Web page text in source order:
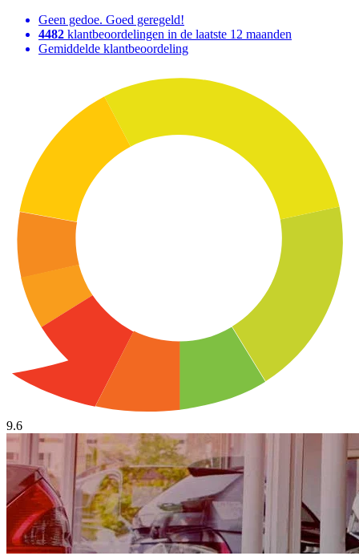
Geen gedoe. Goed geregeld!
4482 klantbeoordelingen in de laatste 12 maanden
Gemiddelde klantbeoordeling
9.6